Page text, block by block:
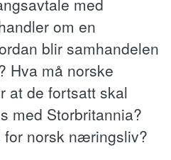
om en
blir samhandelen
Hva må norske
at de fortsatt skal
med Storbritannia?
for norsk næringsliv?